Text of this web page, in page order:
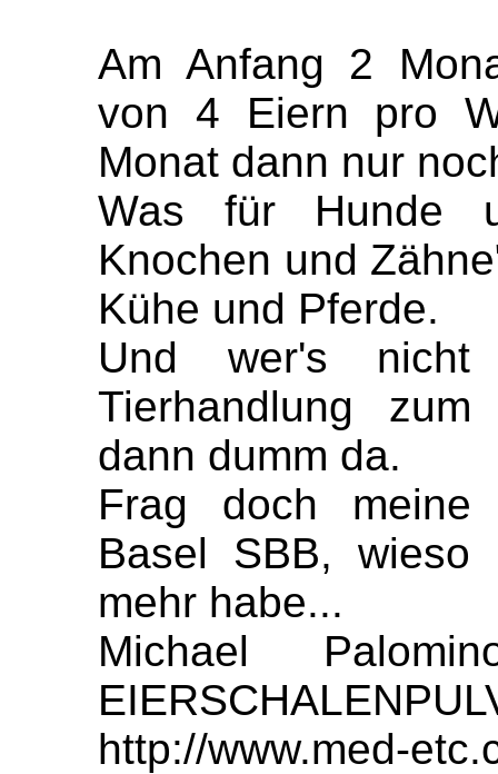
Am Anfang 2
von 4 Eiern pro
Monat dann nur
Was für Hunde
Knochen und
Kühe und Pferde.
Und wer's
Tierhandlung
dann dumm da.
Frag doch meine
Basel SBB,
mehr habe...
Michael
http://www.med-